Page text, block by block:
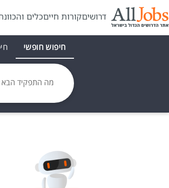
דרושיםקורות חייםכלים
חיפוש חופשי
מה התפקיד